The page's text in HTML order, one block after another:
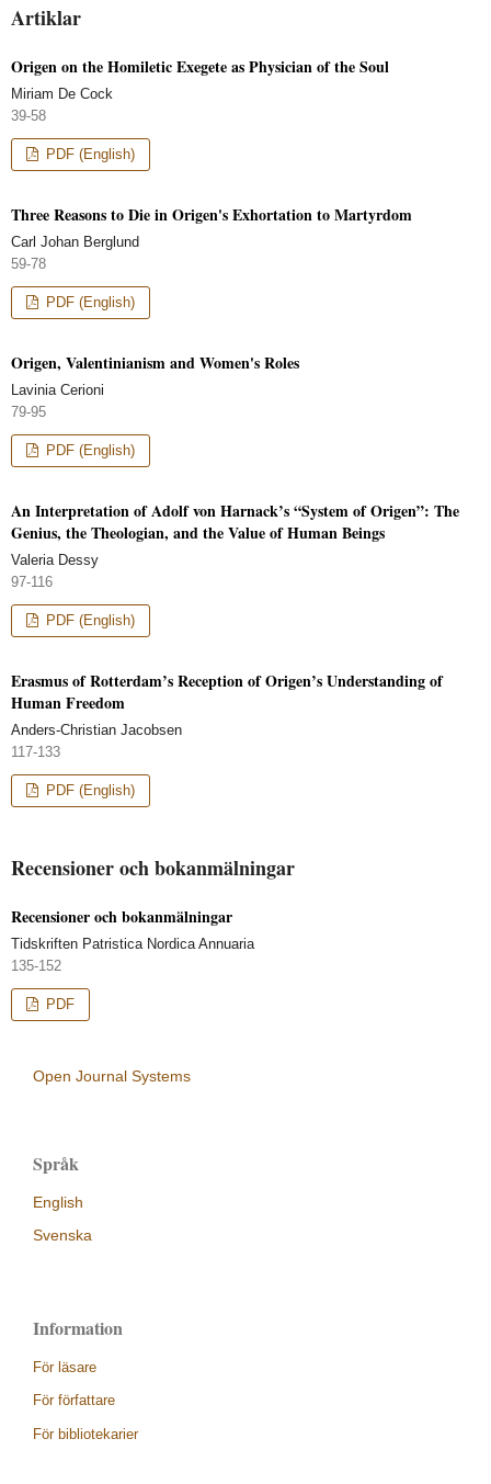
Artiklar
Origen on the Homiletic Exegete as Physician of the Soul
Miriam De Cock
39-58
PDF (English)
Three Reasons to Die in Origen's Exhortation to Martyrdom
Carl Johan Berglund
59-78
PDF (English)
Origen, Valentinianism and Women's Roles
Lavinia Cerioni
79-95
PDF (English)
An Interpretation of Adolf von Harnack’s “System of Origen”: The
Genius, the Theologian, and the Value of Human Beings
Valeria Dessy
97-116
PDF (English)
Erasmus of Rotterdam’s Reception of Origen’s Understanding of
Human Freedom
Anders-Christian Jacobsen
117-133
PDF (English)
Recensioner och bokanmälningar
Recensioner och bokanmälningar
Tidskriften Patristica Nordica Annuaria
135-152
PDF
Open Journal Systems
Språk
English
Svenska
Information
För läsare
För författare
För bibliotekarier